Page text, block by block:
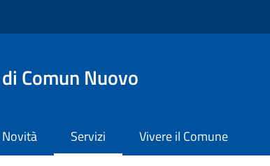
Comun Nuovo
Novità Servizi Vivere il Comune